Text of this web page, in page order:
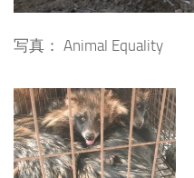
写真： Animal Equality